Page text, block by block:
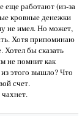
еще работают (из-за
кровные денежки
не имел. Но может,
Хотя припоминаю
Хотел бы сказать
не помнит как
этого вышло? Что
счет.